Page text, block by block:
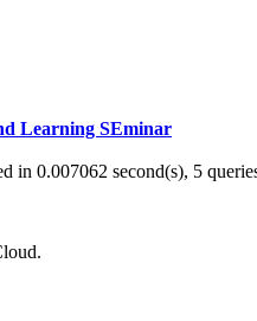
Learning SEminar
in 0.007062 second(s), 5